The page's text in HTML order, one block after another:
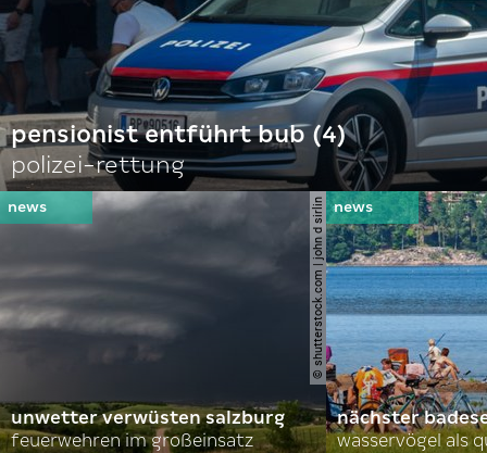
pensionist entführt bub (4)
polizei-rettung
© shutterstock.com | john d sirlin
unwetter verwüsten salzburg
feuerwehren im großeinsatz
nächster
wasservögel als